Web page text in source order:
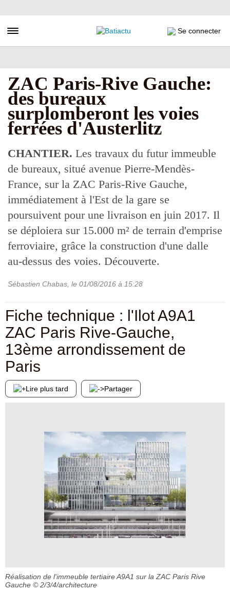
au
principal
Toggle navigation Se connecter
ZAC Paris-Rive Gauche:
des bureaux
surplomberont les voies
ferrées d'Austerlitz
CHANTIER. Les travaux du futur immeuble
de bureaux, situé avenue Pierre-Mendès-
France, sur la ZAC Paris-Rive Gauche,
immédiatement à l'Est de la gare se
poursuivent pour une livraison en juin 2017. Il
se déploiera sur 15.000 m² de terrain d'emprise
ferroviaire, grâce la construction d'une dalle
au-dessus des voies. Découverte.
Sébastien Chabas , le 01/08/2016 à 15:28
Fiche technique : l'Ilot A9A1
ZAC Paris Rive-Gauche,
13ème arrondissement de
Paris
Lire plus tard Partager
Réalisation de l'immeuble tertiaire A9A1 sur la ZAC Paris Rive
Gauche © 2/3/4/architecture